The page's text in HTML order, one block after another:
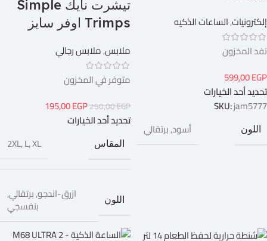
إلكترونيات,الساعات الذكيه
نفد المخزون
599,00EGP
تحديد أحد الخيارات
SKU:jam5777
اللون أسود,برتقالي
تيشرت نايك Simple
Trimps اوفر سايز
ملابس,ملابس رجالي
متوفر في المخزون
250,00EGP
195,00EGP
تحديد أحد الخيارات
المقاس 2XL,L,XL
اللون ازرق-اندجو,برتقالي,
بنفسجي